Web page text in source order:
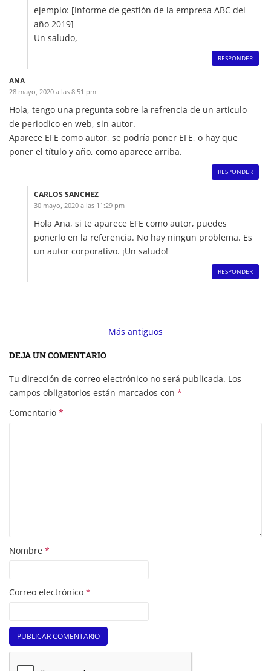
ejemplo: [Informe de gestión de la empresa ABC del
año 2019]
Un saludo,
RESPONDER
ANA
28 mayo, 2020 a las 8:51 pm
Hola, tengo una pregunta sobre la refrencia de un articulo
de periodico en web, sin autor.
Aparece EFE como autor, se podría poner EFE, o hay que
poner el título y año, como aparece arriba.
RESPONDER
CARLOS SANCHEZ
30 mayo, 2020 a las 11:29 pm
Hola Ana, si te aparece EFE como autor, puedes
ponerlo en la referencia. No hay ningun problema. Es
un autor corporativo. ¡Un saludo!
RESPONDER
Más antiguos
DEJA UN COMENTARIO
Tu dirección de correo electrónico no será publicada. Los
campos obligatorios están marcados con *
Comentario *
Nombre *
Correo electrónico *